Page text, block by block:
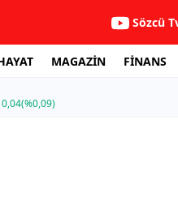
Sözcü
MAGAZİN FİNANS
0,04(%0,09)